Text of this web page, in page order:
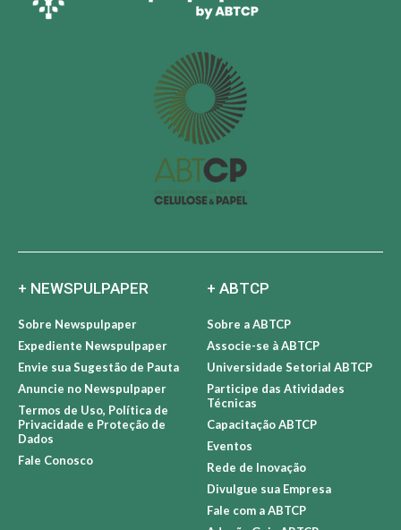
+ NEWSPULPAPER
Sobre Newspulpaper
Expediente Newspulpaper
Envie sua Sugestão de Pauta
Anuncie no Newspulpaper
Termos de Uso, Política de
Privacidade e Proteção de
+ ABTCP
Sobre a ABTCP
Associe-se à ABTCP
Universidade Setorial ABTCP
Participe das Atividades
Técnicas
Capacitação ABTCP
Eventos
Rede de Inovação